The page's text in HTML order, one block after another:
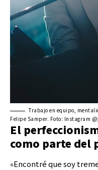
Trabajo en equipo,
Felipe Samper. Foto: Instagram
El
como parte del
«Encontré que soy